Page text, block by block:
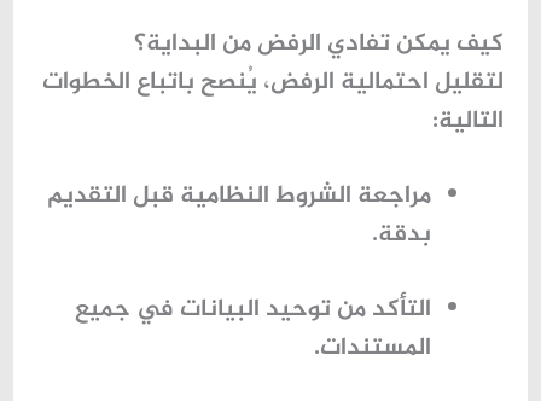
كيف يمكن تفادي الرفض من البداية؟
لتقليل احتمالية الرفض، يُنصح باتباع الخطوات
التالية:
مراجعة الشروط النظامية قبل التقديم
بدقة.
التأكد من توحيد البيانات في جميع
المستندات.